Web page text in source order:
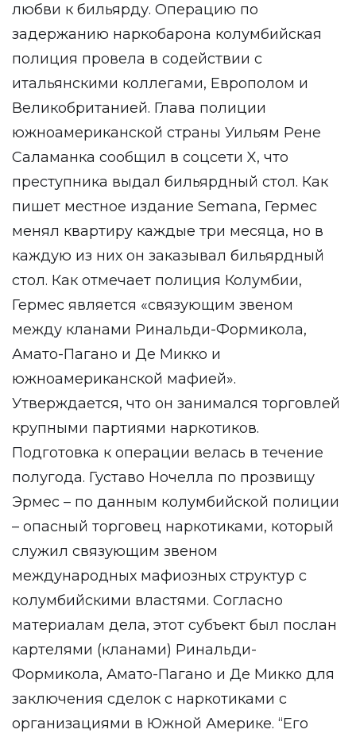
любви к бильярду. Операцию по
задержанию наркобарона колумбийская
полиция провела в содействии с
итальянскими коллегами, Европолом и
Великобританией. Глава полиции
южноамериканской страны Уильям Рене
Саламанка сообщил в соцсети X, что
преступника выдал бильярдный стол. Как
пишет местное издание Semana, Гермес
менял квартиру каждые три месяца, но в
каждую из них он заказывал бильярдный
стол. Как отмечает полиция Колумбии,
Гермес является «связующим звеном
между кланами Ринальди-Формикола,
Амато-Пагано и Де Микко и
южноамериканской мафией».
Утверждается, что он занимался торговлей
крупными партиями наркотиков.
Подготовка к операции велась в течение
полугода. Густаво Ночелла по прозвищу
Эрмес – по данным колумбийской полиции
– опасный торговец наркотиками, который
служил связующим звеном
международных мафиозных структур с
колумбийскими властями. Согласно
материалам дела, этот субъект был послан
картелями (кланами) Ринальди-
Формикола, Амато-Пагано и Де Микко для
заключения сделок с наркотиками с
организациями в Южной Америке. “Его